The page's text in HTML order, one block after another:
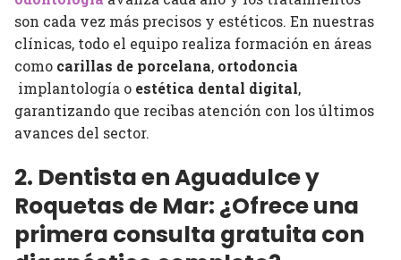
son cada vez más precisos y estéticos. En nuestras
clínicas, todo el equipo realiza formación en áreas
como carillas de porcelana, ortodoncia
implantología o estética dental digital,
garantizando que recibas atención con los últimos
avances del sector.
2. Dentista en Aguadulce y
Roquetas de Mar: ¿Ofrece una
primera consulta gratuita con